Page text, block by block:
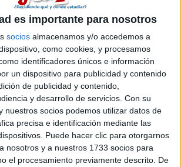
es importante para nosotros
socios almacenamos y/o accedemos a
como cookies, y procesamos
identificadores únicos e información
un dispositivo para publicidad y contenido
de publicidad y contenido,
y desarrollo de servicios. Con su
nuestros socios podemos utilizar datos de
precisa e identificación mediante las
Puede hacer clic para otorgarnos
nosotros y a nuestros 1733 socios para
el procesamiento previamente descrito. De
se pone en marcha la nueva ley educativa?.
y me gustaría saber si para el próximo
la Selectividad o entra en vigor la
Porque la diferencia es importante.
realizar la prueba para conseguir el título
antigua no tienes necesidad de ello, ya
una prueba de acceso a la universidad, no
conseguir el título de bachiller.